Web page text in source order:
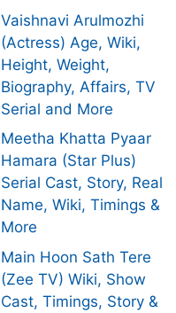
Vaishnavi Arulmozhi
(Actress) Age, Wiki,
Height, Weight,
Biography, Affairs, TV
Serial and More
Meetha Khatta Pyaar
Hamara (Star Plus)
Serial Cast, Story, Real
Name, Wiki, Timings &
More
Main Hoon Sath Tere
(Zee TV) Wiki, Show
Cast, Timings, Story &